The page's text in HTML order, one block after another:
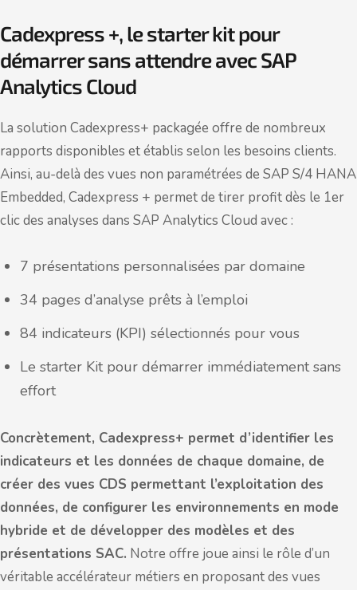
Cadexpress +, le starter kit pour
démarrer sans attendre avec SAP
Analytics Cloud
La solution Cadexpress+ packagée offre de nombreux
rapports disponibles et établis selon les besoins clients.
Ainsi, au-delà des vues non paramétrées de SAP S/4 HANA
Embedded, Cadexpress + permet de tirer profit dès le 1er
clic des analyses dans SAP Analytics Cloud avec :
7 présentations personnalisées par domaine
34 pages d’analyse prêts à l’emploi
84 indicateurs (KPI) sélectionnés pour vous
Le starter Kit pour démarrer immédiatement sans
effort
Concrètement, Cadexpress+ permet d’identifier les
indicateurs et les données de chaque domaine, de
créer des vues CDS permettant l’exploitation des
données, de configurer les environnements en mode
hybride et de développer des modèles et des
présentations SAC. Notre offre joue ainsi le rôle d’un
véritable accélérateur métiers en proposant des vues